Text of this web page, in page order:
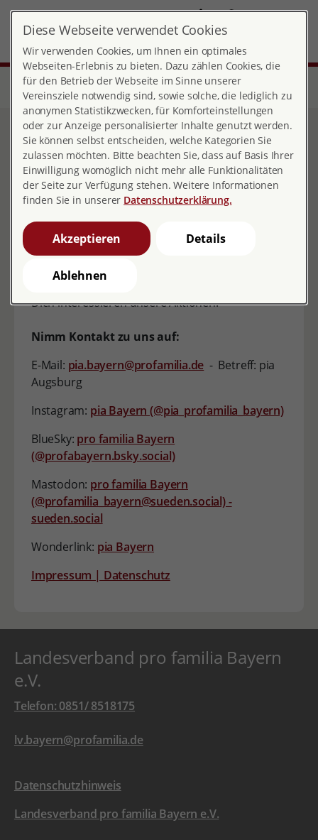
DE
Start Über pro familia Landesverbände Bayern
pia Augsburg
pia Augsburg
Willkommen bei pia | pro familia in action
Augsburg.
Du möchtest Dich in unserer Ortsgruppe
Dich interessieren unsere Aktionen.
Nimm Kontakt zu uns auf:
E-Mail: pia.bayern@profamilia.de - Betreff: pia
Augsburg
Instagram: pia Bayern (@pia_profamilia_bayern)
BlueSky: pro familia Bayern
(@profabayern.bsky.social)
Mastodon: pro familia Bayern
(@profamilia_bayern@sueden.social) -
sueden.social
Wonderlink: pia Bayern
Impressum | Datenschutz
Landesverband pro familia Bayern
e.V.
Telefon: 0851/ 8518175
lv.bayern@profamilia.de
Datenschutzhinweis
Landesverband pro familia Bayern e.V.
Diese Webseite verwendet Cookies
Wir verwenden Cookies, um Ihnen ein optimales
Webseiten-Erlebnis zu bieten. Dazu zählen Cookies, die
für den Betrieb der Webseite im Sinne unserer
Vereinsziele notwendig sind, sowie solche, die lediglich zu
anonymen Statistikzwecken, für Komforteinstellungen
oder zur Anzeige personalisierter Inhalte genutzt werden.
Sie können selbst entscheiden, welche Kategorien Sie
zulassen möchten. Bitte beachten Sie, dass auf Basis Ihrer
Einwilligung womöglich nicht mehr alle Funktionalitäten
der Seite zur Verfügung stehen. Weitere Informationen
finden Sie in unserer Datenschutzerklärung.
Akzeptieren Details
Ablehnen